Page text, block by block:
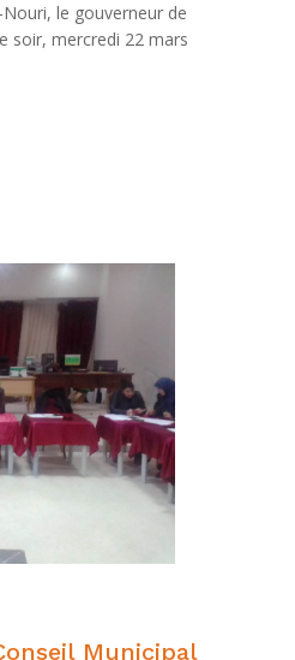
le gouverneur de
soir, mercredi 22 mars
Municipal